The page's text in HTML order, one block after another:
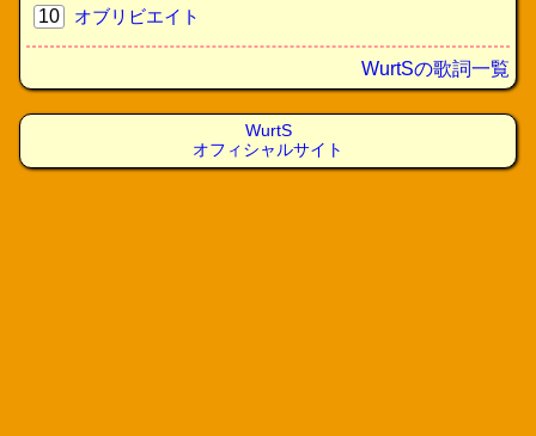
10
オブリビエイト
WurtSの歌詞一覧
WurtS
オフィシャルサイト